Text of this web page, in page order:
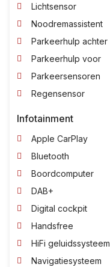
Lichtsensor
Noodremassistent
Parkeerhulp achter
Parkeerhulp voor
Parkeersensoren
Regensensor
Infotainment
Apple CarPlay
Bluetooth
Boordcomputer
DAB+
Digital cockpit
Handsfree
HiFi geluidssysteem
Navigatiesysteem